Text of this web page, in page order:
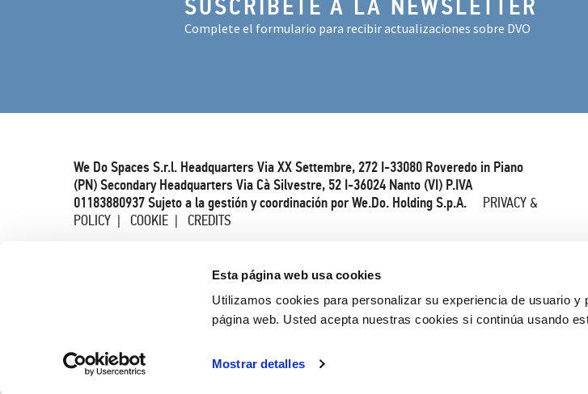
Esta página web usa cookies
Utilizamos cookies para personalizar su experiencia de usuario y
página web. Usted acepta nuestras cookies si continúa usando
Mostrar detalles
SUSCRÍBETE A LA NEWSLETTER
Complete el formulario para recibir actualizaciones sobre DVO
We Do Spaces S.r.l. Headquarters Via XX Settembre, 272 I-33080 Roveredo in Piano
(PN) Secondary Headquarters Via Cà Silvestre, 52 I-36024 Nanto (VI) P.IVA
01183880937 Sujeto a la gestión y coordinación por We.Do. Holding S.p.A.
PRIVACY &
POLICY
COOKIE CREDITS